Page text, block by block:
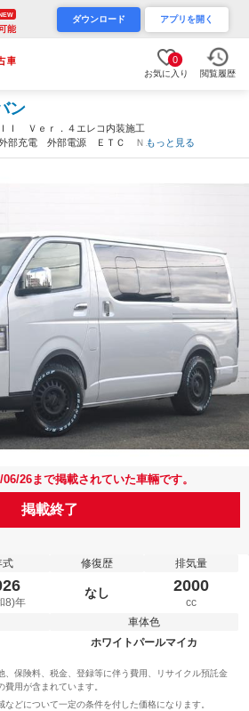
能
ダウンロード アプリを開く
0
お気に入り 閲覧履歴
ン
Ｉ Ｖｅｒ．４エレコ内装施工
部充電 外部電源 ＥＴＣ ＮＣ
ラントレック Ｔ－Ｆｏｒｃ
もっと見る
26まで掲載されていた車輛です。
掲載終了
式
8)年
修復歴
なし
排気量
2000
cc
車体色
ホワイトパールマイカ
、保険料、税金、登録等に伴う費用、リサイクル預託金
用が含まれています。
どについて一定の条件を付した価格になります。